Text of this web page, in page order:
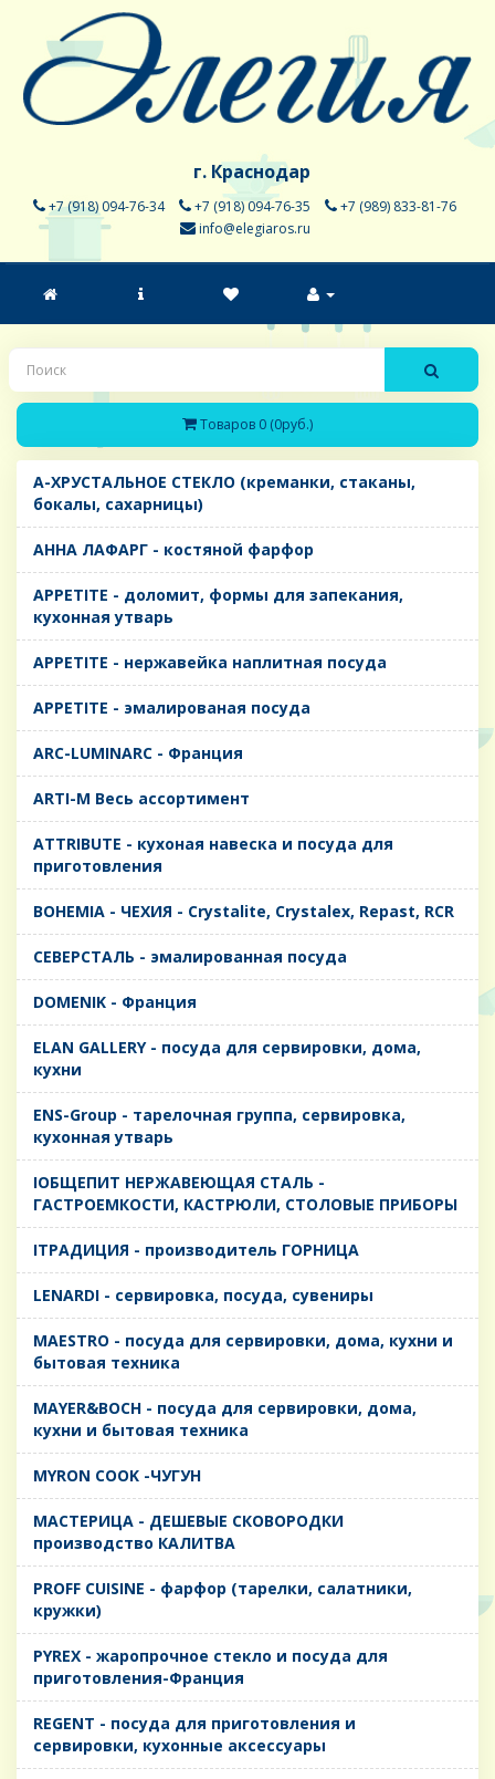
г. Краснодар
+7 (918) 094-76-34 +7 (918) 094-76-35
+7 (989) 833-81-76
info@elegiaros.ru
Товаров 0 (0руб.)
A-ХРУСТАЛЬНОЕ СТЕКЛО (креманки, стаканы,
бокалы, сахарницы)
AHHA ЛАФАРГ - костяной фарфор
APPETITE - доломит, формы для запекания,
кухонная утварь
APPETITE - нержавейка наплитная посуда
APPETITE - эмалированая посуда
ARC-LUMINARC - Франция
ARTI-M Весь ассортимент
ATTRIBUTE - кухоная навеска и посуда для
приготовления
BOHEMIA - ЧЕХИЯ - Crystalite, Crystalex, Repast, RCR
CЕВЕРСТАЛЬ - эмалированная посуда
DOMENIK - Франция
ELAN GALLERY - посуда для сервировки, дома,
кухни
ENS-Group - тарелочная группа, сервировка,
кухонная утварь
IОБЩЕПИТ НЕРЖАВЕЮЩАЯ СТАЛЬ -
ГАСТРОЕМКОСТИ, КАСТРЮЛИ, СТОЛОВЫЕ ПРИБОРЫ
IТРАДИЦИЯ - производитель ГОРНИЦА
LENARDI - сервировка, посуда, сувениры
MAESTRO - посуда для сервировки, дома, кухни и
бытовая техника
MAYER&BOCH - посуда для сервировки, дома,
кухни и бытовая техника
MYRON COOK -ЧУГУН
MАСТЕРИЦА - ДЕШЕВЫЕ СКОВОРОДКИ
производство КАЛИТВА
PROFF CUISINE - фарфор (тарелки, салатники,
кружки)
PYREX - жаропрочное стекло и посуда для
приготовления-Франция
REGENT - посуда для приготовления и
сервировки, кухонные аксессуары